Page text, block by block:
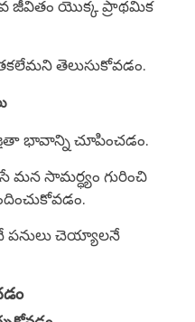
యొక్క ప్రాథమిక
తెలుసుకోవడం.
భావాన్ని చూపించడం.
మన సామర్ధ్యం గురించి
పనులు చెయ్యాలనే